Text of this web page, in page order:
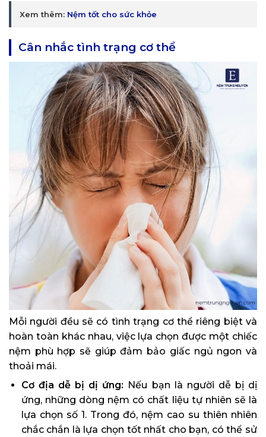
Xem thêm: Nệm tốt cho sức khỏe
Cân nhắc tình trạng cơ thể
Mỗi người đều sẽ có tình trạng cơ thể riêng biệt và
hoàn toàn khác nhau, việc lựa chọn được một chiếc
nệm phù hợp sẽ giúp đảm bảo giấc ngủ ngon và
thoải mái.
Cơ địa dễ bị dị ứng: Nếu bạn là người dễ bị dị
ứng, những dòng nệm có chất liệu tự nhiên sẽ là
lựa chọn số 1. Trong đó, nệm cao su thiên nhiên
chắc chắn là lựa chọn tốt nhất cho bạn, có thể sử